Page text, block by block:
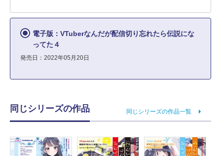
電子版：VTuberなんだが配信切り忘れたら伝説にな
ってた４
発売日：2022年05月20日
同じシリーズの作品 同じシリーズの作品一覧